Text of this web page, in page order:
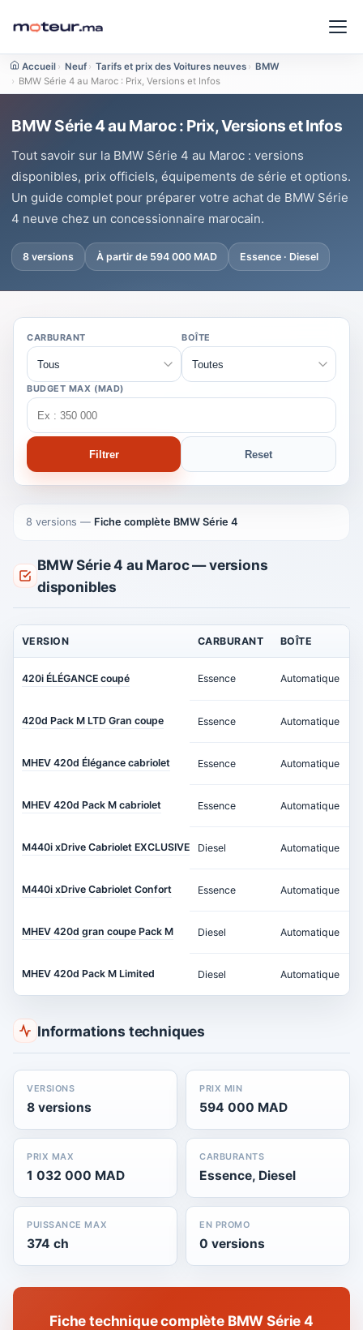
Accueil › Neuf › Tarifs et prix des Voitures neuves › BMW
› BMW Série 4 au Maroc : Prix, Versions et Infos
BMW Série 4 au Maroc : Prix, Versions et Infos
Tout savoir sur la BMW Série 4 au Maroc : versions
disponibles, prix officiels, équipements de série et options.
Un guide complet pour préparer votre achat de BMW Série
4 neuve chez un concessionnaire marocain.
8 versions À partir de 594 000 MAD Essence · Diesel
CARBURANT BOÎTE
BUDGET MAX (MAD)
Filtrer Reset
8 versions — Fiche complète BMW Série 4
BMW Série 4 au Maroc — versions
disponibles
VERSION CARBURANT BOÎTE
420i ÉLÉGANCE coupé Essence Automatique
420d Pack M LTD Gran coupe Essence Automatique
MHEV 420d Élégance cabriolet Essence Automatique
MHEV 420d Pack M cabriolet Essence Automatique
M440i xDrive Cabriolet EXCLUSIVE Diesel Automatique
M440i xDrive Cabriolet Confort Essence Automatique
MHEV 420d gran coupe Pack M Diesel Automatique
MHEV 420d Pack M Limited Diesel Automatique
Informations techniques
VERSIONS
8 versions
PRIX MIN
594 000 MAD
PRIX MAX
1 032 000 MAD
CARBURANTS
Essence, Diesel
PUISSANCE MAX
374 ch
EN PROMO
0 versions
Fiche technique complète BMW Série 4